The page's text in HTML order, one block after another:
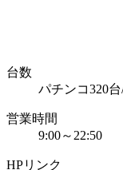
台数
パチンコ320
営業時間
9:00～22:50
HPリンク